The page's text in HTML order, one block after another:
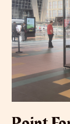
crea
el
punto
de
la
tranquilidad
en
pleno
centro
de